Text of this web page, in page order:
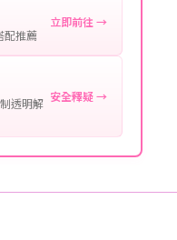
配推薦
立即前往 →
透明解 安全釋疑 →